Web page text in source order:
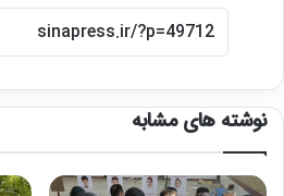
نوشته های مشابه